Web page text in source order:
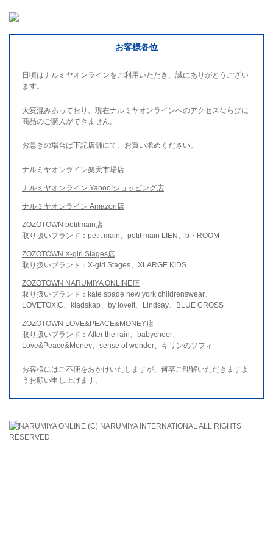
お客様各位
日頃はナルミヤオンラインをご利用いただき、誠にありがとうござい
ます。
大変混みあっており、現在ナルミヤオンラインへのアクセスならびに
商品のご購入ができません。
お急ぎの場合は下記店舗にて、お買い求めください。
ナルミヤオンライン楽天市場店
ナルミヤオンライン Yahoo!ショッピング店
ナルミヤオンライン Amazon店
ZOZOTOWN petitmain店
取り扱いブランド：petit main、petit main LIEN、b・ROOM
ZOZOTOWN X-girl Stages店
取り扱いブランド：X-girl Stages、XLARGE KIDS
ZOZOTOWN NARUMIYA ONLINE店
取り扱いブランド：kate spade new york childrenswear、
LOVETOXIC、kladskap、by loveit、Lindsay、BLUE CROSS
ZOZOTOWN LOVE&PEACE&MONEY店
取り扱いブランド：After the rain、babycheer、
Love&Peace&Money、sense of wonder、キリンのソフィ
お客様にはご不便をおかけいたしますが、何卒ご理解いただきますよ
うお願い申し上げます。